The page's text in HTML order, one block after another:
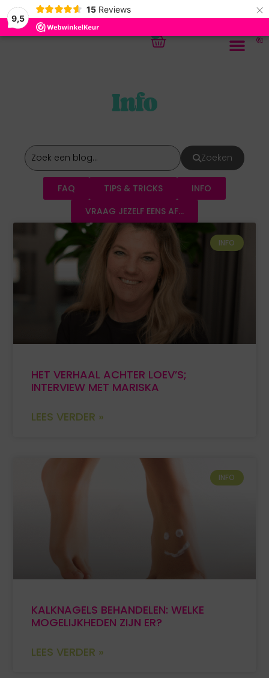
9,5
15 Reviews ×
Info
Zoeken
FAQ TIPS & TRICKS
INFO
VRAAG JEZELF EENS AF...
INFO
HET VERHAAL ACHTER LOEV’S;
INTERVIEW MET MARISKA
LEES VERDER »
INFO
KALKNAGELS BEHANDELEN: WELKE
MOGELIJKHEDEN ZIJN ER?
LEES VERDER »